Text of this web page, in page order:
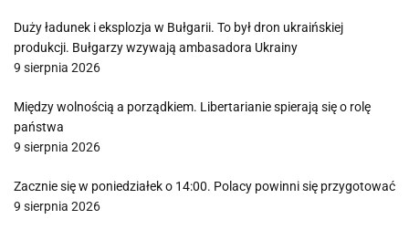
Duży ładunek i eksplozja w Bułgarii. To był dron ukraińskiej
produkcji. Bułgarzy wzywają ambasadora Ukrainy
9 sierpnia 2026
Między wolnością a porządkiem. Libertarianie spierają się o rolę
państwa
9 sierpnia 2026
Zacznie się w poniedziałek o 14:00. Polacy powinni się przygotować
9 sierpnia 2026